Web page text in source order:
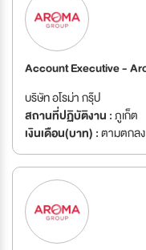
Account Executive -
บริษัท อโรม่า กรุ๊ป
สถานที่ปฏิบัติงาน :ภูเก็ต
เงินเดือน(บาท) :ตามตกลง